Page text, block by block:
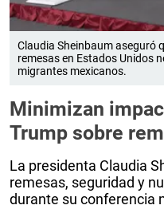
Claudia Sheinbaum aseguró
remesas en Estados Unidos
migrantes mexicanos.
Minimizan
Trump sobre
La presidenta Claudia
remesas, seguridad y
durante su conferencia